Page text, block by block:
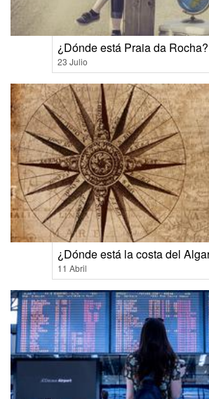
¿Dónde está Praia da Rocha?
23 Julio
¿Dónde está la costa del
11 Abril